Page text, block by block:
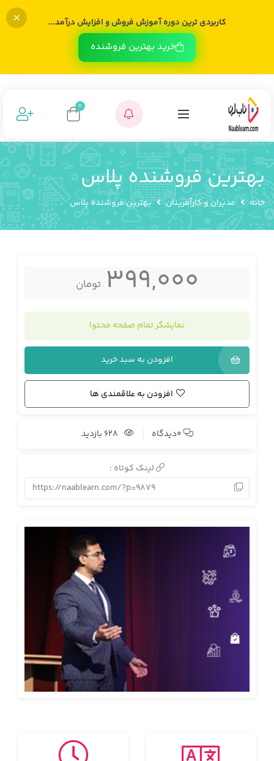
کاربردی ترین دوره آموزش فروش و افزایش درآمد...
خرید بهترین فروشنده
0
بهترین فروشنده پلاس
خانه مدیران و کارآفرینان بهترین فروشنده پلاس
399,000 تومان
نمایشگر تمام صفحه محتوا
افزودن به سبد خرید
افزودن به علاقمندی ها
0دیدگاه 628 بازدید
لینک کوتاه :
https://naablearn.com/?p=9879